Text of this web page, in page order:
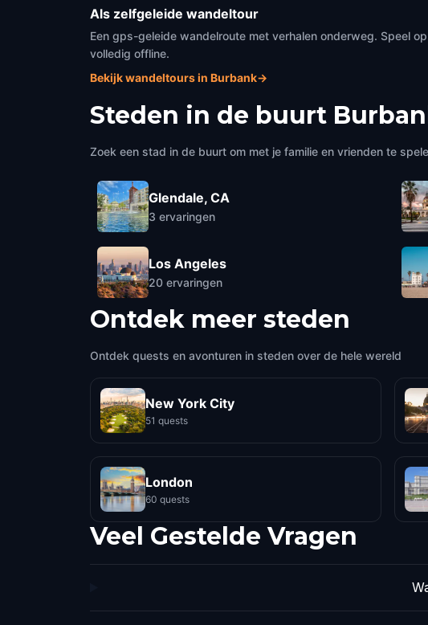
Als zelfgeleide wandeltour
Een gps-geleide wandelroute met verhalen onderweg. Speel
volledig offline.
Bekijk wandeltours in Burbank→
Steden in de buurt
Zoek een stad in de buurt om met je familie en vrienden te
Glendale, CA
3 ervaringen
Los Angeles
20 ervaringen
Ontdek meer steden
Ontdek quests en avonturen in steden over de hele wereld
New York City
51 quests
London
60 quests
Veel Gestelde Vragen